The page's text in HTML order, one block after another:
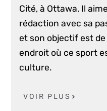
Cité, à Ottawa. Il
rédaction avec sa
et son objectif est
endroit où ce sport
culture.
VOIR PLUS